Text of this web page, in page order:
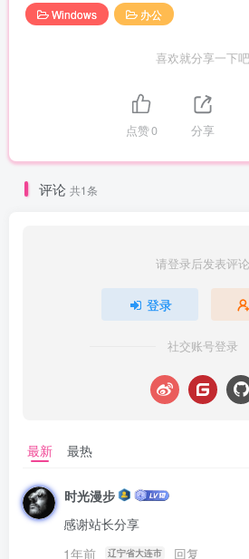
Windows 办公
喜欢就分享一下吧
点赞0 分享
评论 共1条
请登录后发表评论
登录
社交账号登录
最新 最热
时光漫步
感谢站长分享
1年前
辽宁省大连市 回复